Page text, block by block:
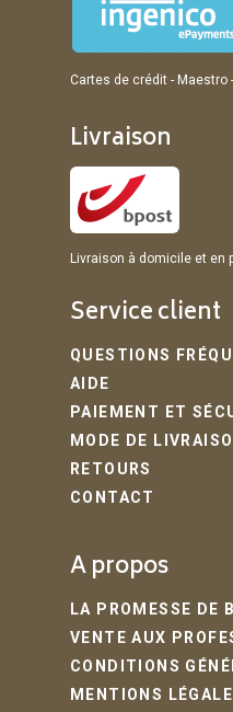
Cartes de crédit - Maestro
Livraison
Livraison à domicile et en
Service client
QUESTIONS
AIDE
PAIEMENT ET
MODE DE
RETOURS
CONTACT
A propos
LA PROMESSE DE
VENTE AUX
CONDITIONS
MENTIONS